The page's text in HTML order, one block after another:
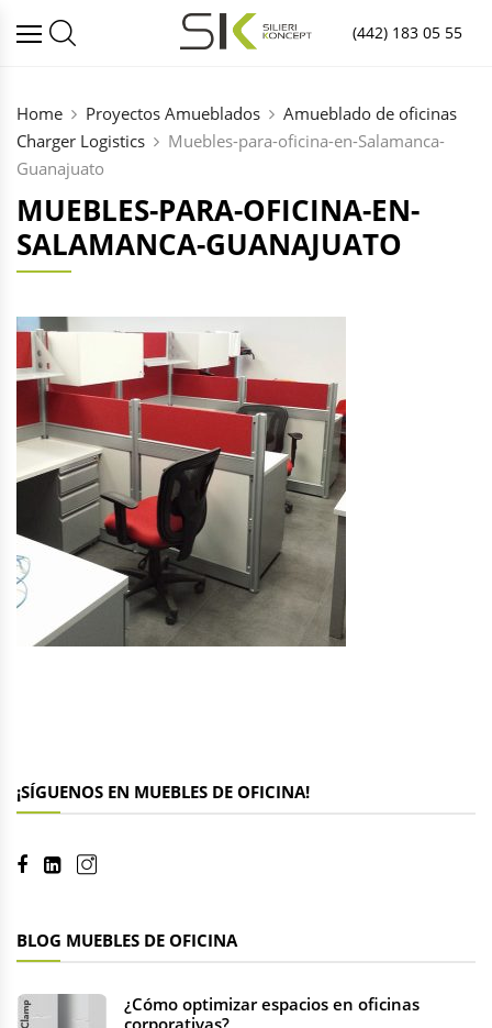
(442) 183 05 55
Home Proyectos Amueblados
Amueblado de oficinas
Charger Logistics
Muebles-para-oficina-en-Salamanca-
Guanajuato
MUEBLES-PARA-OFICINA-EN-
SALAMANCA-GUANAJUATO
¡SÍGUENOS EN MUEBLES DE OFICINA!
BLOG MUEBLES DE OFICINA
¿Cómo optimizar espacios en oficinas
corporativas?